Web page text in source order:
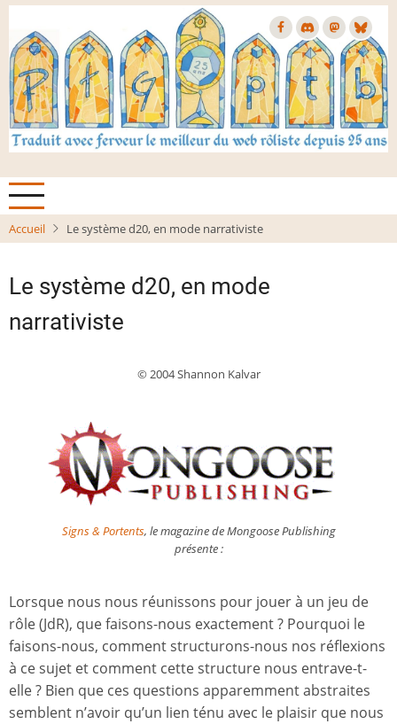
Aller
contenu
principal
Accueil Le système d20, en mode narrativiste
Le système d20, en mode
narrativiste
© 2004 Shannon Kalvar
Signs & Portents, le magazine de Mongoose Publishing
présente :
Lorsque nous nous réunissons pour jouer à un jeu de
rôle (JdR), que faisons-nous exactement ? Pourquoi le
faisons-nous, comment structurons-nous nos réflexions
à ce sujet et comment cette structure nous entrave-t-
elle ? Bien que ces questions apparemment abstraites
semblent n’avoir qu’un lien ténu avec le plaisir que nous